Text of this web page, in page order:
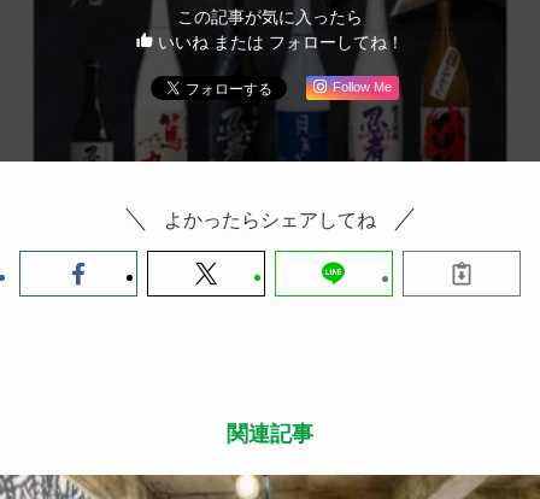
この記事が気に入ったら
いいね または フォローしてね！
Follow Me
よかったらシェアしてね
関連記事